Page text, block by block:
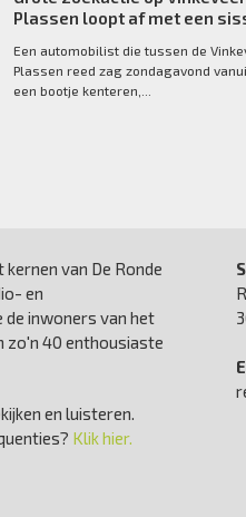
Plassen loopt af met een
Een automobilist die tussen de
Plassen reed zag zondagavond
een bootje kenteren,...
van De Ronde
en
inwoners van het
zo'n 40 enthousiaste
en luisteren.
Klik hier.